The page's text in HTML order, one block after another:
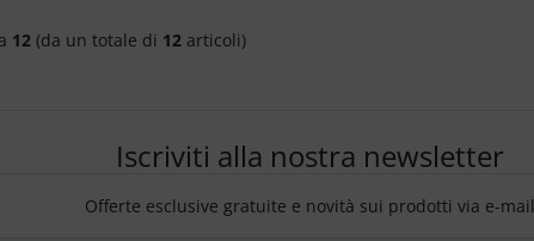
a 12 (da un totale di 12 articoli)
Iscriviti alla nostra newsletter
Offerte esclusive gratuite e novità sui prodotti via e-mail